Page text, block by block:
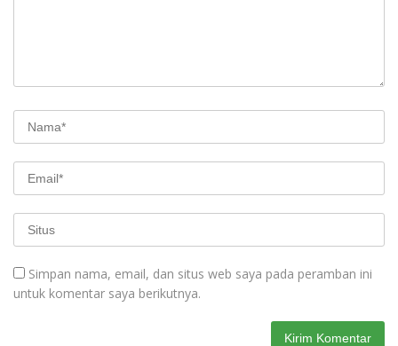
Simpan nama, email, dan situs web saya pada peramban ini
untuk komentar saya berikutnya.